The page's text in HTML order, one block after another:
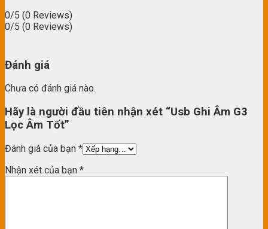
0/5 (0 Reviews)
0/5 (0 Reviews)
Đánh giá
Chưa có đánh giá nào.
Hãy là người đầu tiên nhận xét “Usb Ghi Âm G3
Lọc Âm Tốt”
Đánh giá của bạn *
Nhận xét của bạn *